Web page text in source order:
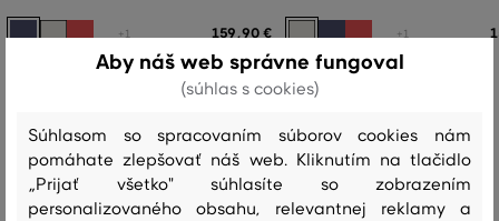
+1 159,90 €
Dostupné veľkosti:
+1
Dostupné veľkosti:
S , M L,
Recenzie
Aby náš web správne fungoval
(súhlas s cookies)
Súhlasom so spracovaním súborov cookies nám
pomáhate zlepšovať náš web. Kliknutím na tlačidlo
„Prijať všetko" súhlasíte so zobrazením
personalizovaného obsahu, relevantnej reklamy a